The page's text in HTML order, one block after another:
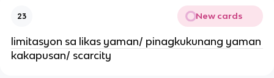
23 New cards
limitasyon sa likas yaman/ pinagkukunang yaman
kakapusan/ scarcity